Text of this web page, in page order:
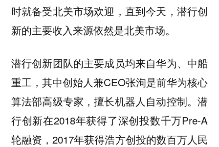
时就备受北美市场欢迎，直到今天，潜行创
新的主要收入来源依然是北美市场。
潜行创新团队的主要成员均来自华为、中船
重工，其中创始人兼CEO张洵是前华为核心
算法部高级专家，擅长机器人自动控制。潜
行创新在2018年获得了深创投数千万Pre-A
轮融资，2017年获得浩方创投的数百万人民